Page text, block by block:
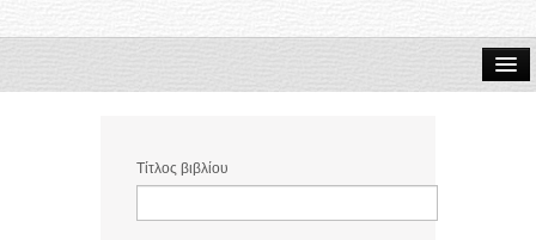
Τίτλος βιβλίου